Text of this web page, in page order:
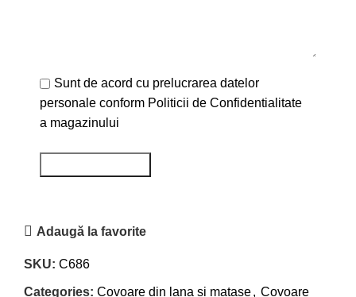
Sunt de acord cu prelucrarea datelor
personale conform Politicii de Confidentialitate
a magazinului
Adaugă la favorite
SKU: C686
Categories: Covoare din lana si matase, Covoare